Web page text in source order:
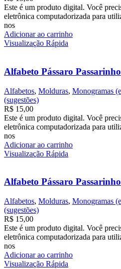
Este é um produto digital. Você
eletrônica computadorizada para
nos
Adicionar ao carrinho
Visualização Rápida
Alfabeto Pássaro Passarinho
Alfabetos, Molduras, Monogramas
(sugestões)
R$ 15,00
Este é um produto digital. Você
eletrônica computadorizada para
nos
Adicionar ao carrinho
Visualização Rápida
Alfabeto Pássaro
Alfabetos, Molduras, Monogramas
(sugestões)
R$ 15,00
Este é um produto digital. Você
eletrônica computadorizada para
nos
Adicionar ao carrinho
Visualização Rápida